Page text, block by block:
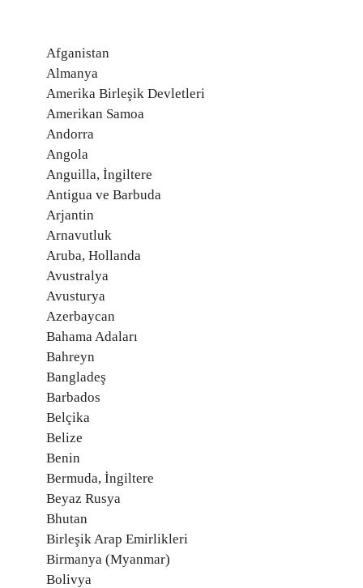
Afganistan
Almanya
Amerika Birleşik Devletleri
Amerikan Samoa
Andorra
Angola
Anguilla, İngiltere
Antigua ve Barbuda
Arjantin
Arnavutluk
Aruba, Hollanda
Avustralya
Avusturya
Azerbaycan
Bahama Adaları
Bahreyn
Bangladeş
Barbados
Belçika
Belize
Benin
Bermuda, İngiltere
Beyaz Rusya
Bhutan
Birleşik Arap Emirlikleri
Birmanya (Myanmar)
Bolivya